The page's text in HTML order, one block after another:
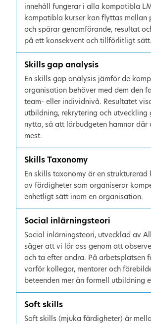
innehåll fungerar i alla kompatibla
kompatibla kurser kan flyttas mellan
och spårar genomförande, resultat
på ett konsekvent och tillförlitligt sätt.
Skills gap analysis
En skills gap analysis jämför de
organisation behöver med dem den
team- eller individnivå. Resultatet
utbildning, rekrytering och utveckling
nytta, så att lärbudgeten hamnar där
mest.
Skills Taxonomy
En skills taxonomy är en strukturerad
av färdigheter som organiserar
enhetligt sätt inom en organisation.
Social inlärningsteori
Social inlärningsteori, utvecklad av
säger att vi lär oss genom att
och ta efter andra. På arbetsplatsen
varför kollegor, mentorer och
beteenden mer än formell utbildning
Soft skills
Soft skills (mjuka färdigheter) är